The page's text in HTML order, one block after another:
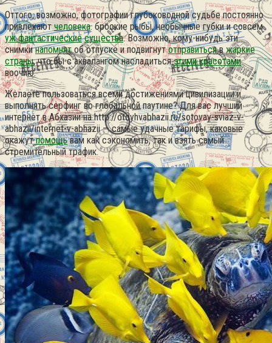
Оттого, возможно, фотографии глубоководной судьбе постоянно
привлекаютчеловека. броские рыбы, необычные губки и совсем
уж фантастические существа. Возможно, кому-нибудь эти
снимкинапомнятоб отпуске и подвигнутотправитьсявжаркие
страны, что бы с аквалангом насладитьсяэтими красотами
воочию.
Желаете пользоваться всеми достижениями цивилизации и
выполнять серфинг во глобальной паутине? Для вас лучший
интернет в Абхазии на http://otdyhvabhazii.ru/sotovay-sviaz-v-
abhazii/internet-v-abhazii — самые удачные тарифы, каковые
окажутпомощьвам как сэкономить, так и взять самый
стремительный трафик.